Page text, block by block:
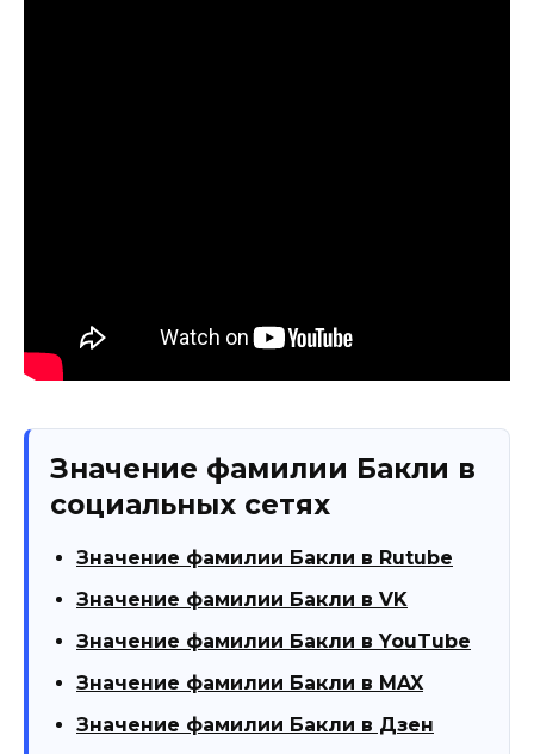
Значение фамилии Бакли в
социальных сетях
Значение фамилии Бакли в Rutube
Значение фамилии Бакли в VK
Значение фамилии Бакли в YouTube
Значение фамилии Бакли в MAX
Значение фамилии Бакли в Дзен